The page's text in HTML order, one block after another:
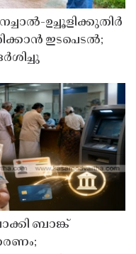
ഉച്ചൂളിക്കുതിർ
ഇടപെടൽ;
ബാങ്ക്